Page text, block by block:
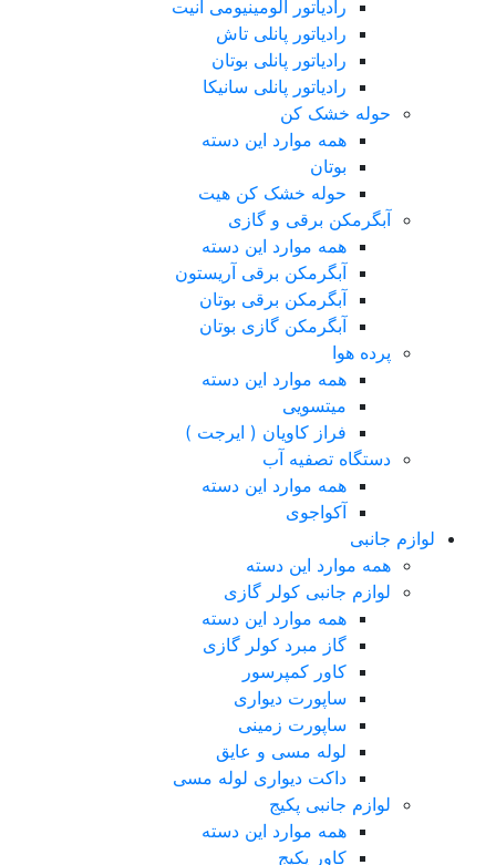
رادیاتور آلومینیومی آنیت
رادیاتور پانلی تاش
رادیاتور پانلی بوتان
رادیاتور پانلی سانیکا
حوله خشک کن
همه موارد این دسته
بوتان
حوله خشک کن هیت
آبگرمکن برقی و گازی
همه موارد این دسته
آبگرمکن برقی آریستون
آبگرمکن برقی بوتان
آبگرمکن گازی بوتان
پرده هوا
همه موارد این دسته
میتسویی
فراز کاویان ( ایرجت )
دستگاه تصفیه آب
همه موارد این دسته
آکواجوی
لوازم جانبی
همه موارد این دسته
لوازم جانبی کولر گازی
همه موارد این دسته
گاز مبرد کولر گازی
کاور کمپرسور
ساپورت دیواری
ساپورت زمینی
لوله مسی و عایق
داکت دیواری لوله مسی
لوازم جانبی پکیج
همه موارد این دسته
کاور پکیج